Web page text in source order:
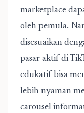
marketplace
oleh pemula.
disesuaikan
pasar aktif di
edukatif bisa
lebih nyaman
carousel